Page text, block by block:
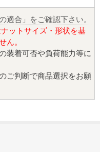
適合」をご確認下さい。
ットサイズ・形状を基
ん。
装着可否や負荷能力等に
ご判断で商品選択をお願